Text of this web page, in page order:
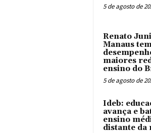
5 de agosto de
Renato
Manaus
maiores
ensino do
5 de agosto de
Ideb:
avança e
ensino
distante da